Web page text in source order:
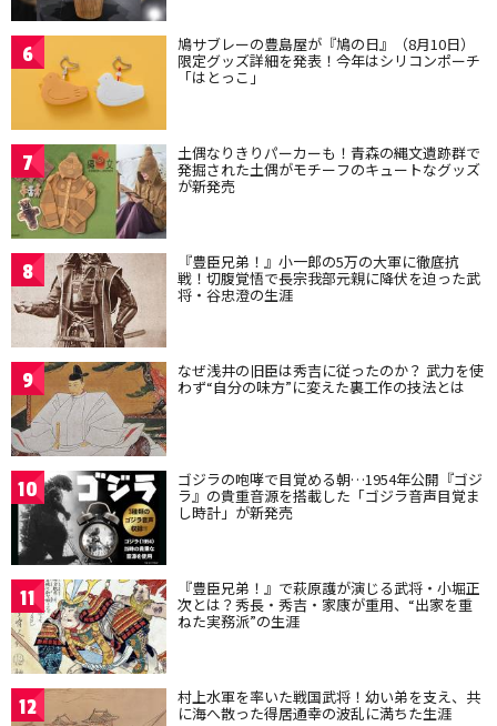
6 鳩サブレーの豊島屋が『鳩の日』（8月10日）
限定グッズ詳細を発表！今年はシリコンポーチ
「はとっこ」
7 土偶なりきりパーカーも！青森の縄文遺跡群で
発掘された土偶がモチーフのキュートなグッズ
が新発売
8 『豊臣兄弟！』小一郎の5万の大軍に徹底抗
戦！切腹覚悟で長宗我部元親に降伏を迫った武
将・谷忠澄の生涯
9 なぜ浅井の旧臣は秀吉に従ったのか？ 武力を使
わず“自分の味方”に変えた裏工作の技法とは
10 ゴジラの咆哮で目覚める朝…1954年公開『ゴジ
ラ』の貴重音源を搭載した「ゴジラ音声目覚ま
し時計」が新発売
11 『豊臣兄弟！』で萩原護が演じる武将・小堀正
次とは？秀長・秀吉・家康が重用、“出家を重
ねた実務派”の生涯
12 村上水軍を率いた戦国武将！幼い弟を支え、共
に海へ散った得居通幸の波乱に満ちた生涯